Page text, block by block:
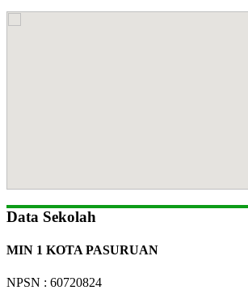
Data Sekolah
MIN 1 KOTA PASURUAN
NPSN : 60720824